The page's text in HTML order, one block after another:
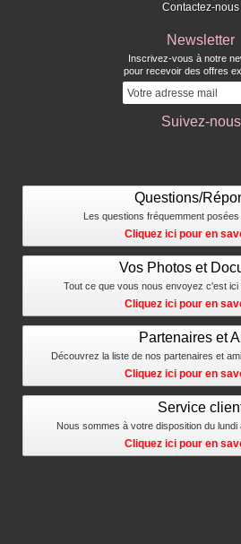
Contactez-nous
Newsletter
Inscrivez-vous à notre
pour recevoir des offres
Suivez-nous
Questions/
Les questions fréquemment
Cliquez ici pour en
Vos Photos et
Tout ce que vous nous envoyez c'est ici
Cliquez ici pour en
Partenaires et
Découvrez la liste de nos partenaires et
Cliquez ici pour en
Service
Nous sommes à votre disposition du
Cliquez ici pour en